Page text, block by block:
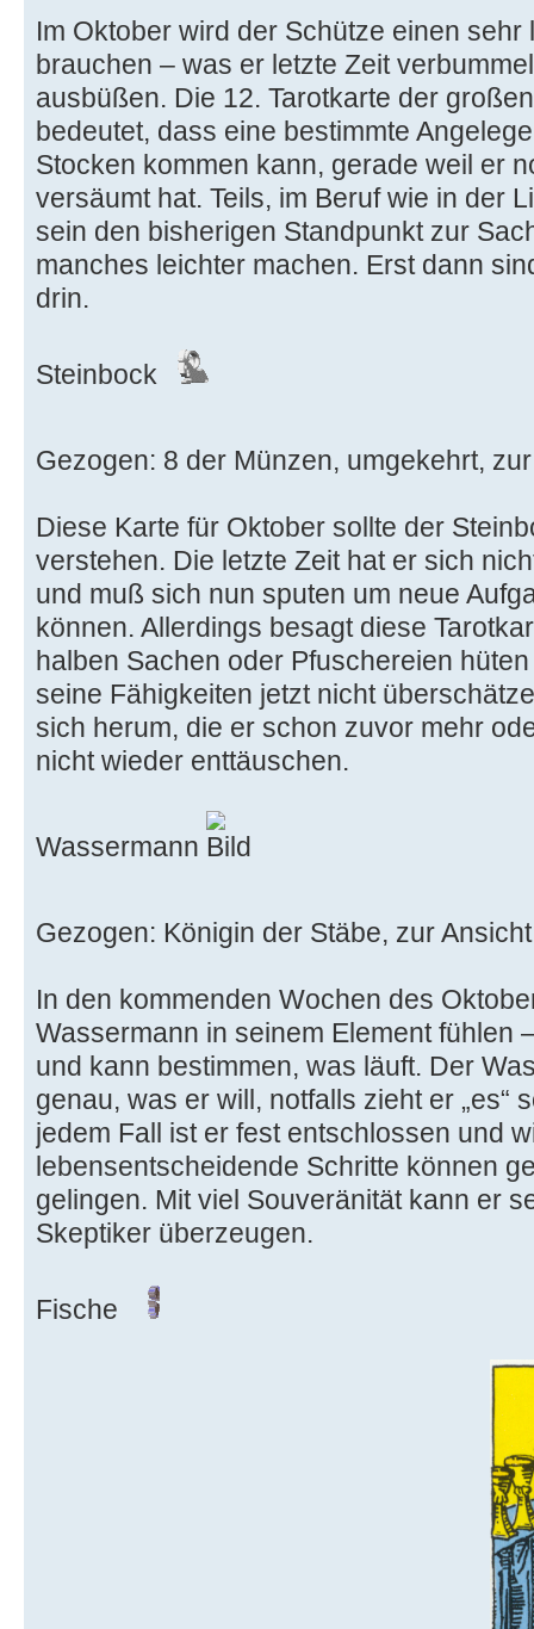
Im Oktober wird der Schütze einen sehr
brauchen – was er letzte Zeit
ausbüßen. Die 12. Tarotkarte der
bedeutet, dass eine bestimmte
Stocken kommen kann, gerade weil er
versäumt hat. Teils, im Beruf wie in der
sein den bisherigen Standpunkt zur
manches leichter machen. Erst dann
drin.
Steinbock
Gezogen: 8 der Münzen, umgekehrt,
Diese Karte für Oktober sollte der
verstehen. Die letzte Zeit hat er sich
und muß sich nun sputen um neue
können. Allerdings besagt diese
halben Sachen oder Pfuschereien
seine Fähigkeiten jetzt nicht
sich herum, die er schon zuvor mehr
nicht wieder enttäuschen.
Wassermann
Gezogen: Königin der Stäbe, zur
In den kommenden Wochen des
Wassermann in seinem Element fühlen
und kann bestimmen, was läuft. Der
genau, was er will, notfalls zieht er „es“
jedem Fall ist er fest entschlossen und
lebensentscheidende Schritte können
gelingen. Mit viel Souveränität kann er
Skeptiker überzeugen.
Fische